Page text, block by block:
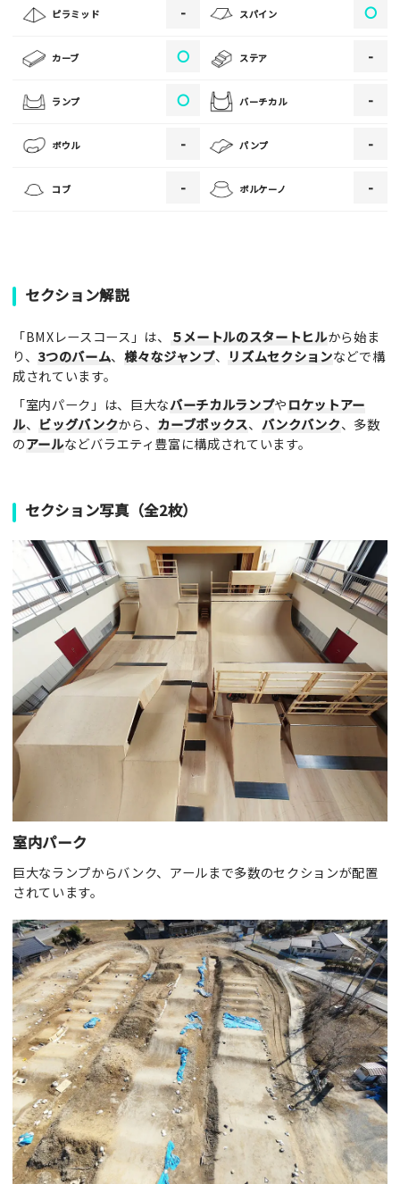
[text photo3alt placeholder "写真の解説※任意]
ご注意事項
・人物の顔が写っている場合はモザイク処理を行います。
・画像の規定サイズは横幅640px以上となります。
ピラミッド - スパイン 〇
カーブ 〇 ステア -
ランプ 〇 バーチカル -
ボウル - パンプ -
コブ - ボルケーノ -
セクション解説
「BMXレースコース」は、 ５メートルのスタートヒルから始ま
り、3つのバーム、様々なジャンプ、 リズムセクションなどで構
成されています。
「室内パーク」は、巨大なバーチカルランプやロケットアー
ル、 ビッグバンクから、 カーブボックス、 バンクバンク、多数
のアールなどバラエティ豊富に構成されています。
セクション写真（全2枚）
室内パーク
巨大なランプからバンク、アールまで多数のセクションが配置
されています。